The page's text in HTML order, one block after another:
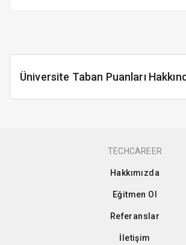
Üniversite Taban Puanları
TECHCAREER
Hakkımızda
Eğitmen Ol
Referanslar
İletişim